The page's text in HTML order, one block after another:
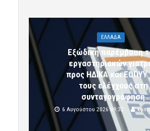
ΕΛΛΑΔΑ
Εξώδικη παρέμβαση
εργαστηριακών
προς ΗΔΙΚΑ και ΕΟΠΥΥ
τους ελέγχους στη
συνταγογράφηση
6 Αυγούστου 2026 09:32